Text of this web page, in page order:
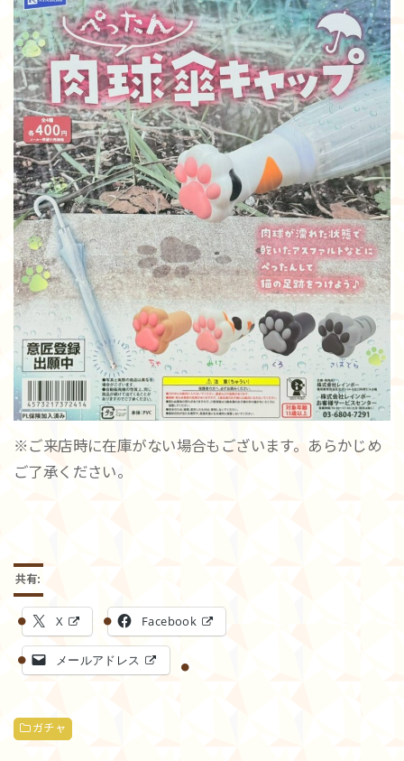
※ご来店時に在庫がない場合もございます。あらかじめ
ご了承ください。
共有:
X Facebook
メールアドレス
ガチャ